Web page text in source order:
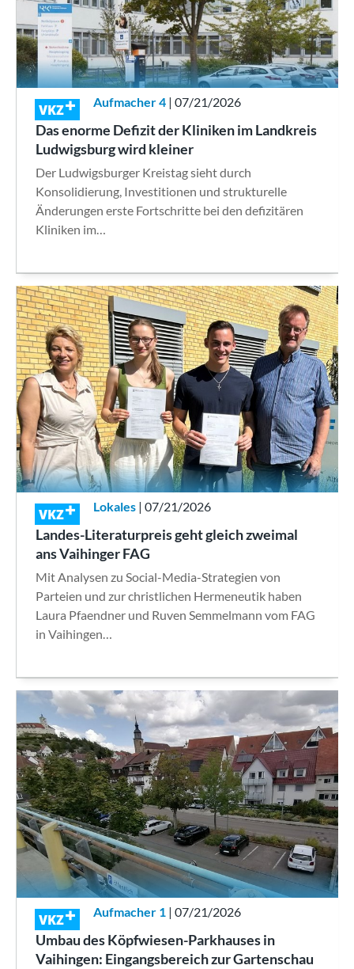
VKZ Aufmacher 4 | 07/21/2026
Das enorme Defizit der Kliniken im Landkreis
Ludwigsburg wird kleiner
Der Ludwigsburger Kreistag sieht durch
Konsolidierung, Investitionen und strukturelle
Änderungen erste Fortschritte bei den defizitären
Kliniken im…
VKZ Lokales | 07/21/2026
Landes-Literaturpreis geht gleich zweimal
ans Vaihinger FAG
Mit Analysen zu Social-Media-Strategien von
Parteien und zur christlichen Hermeneutik haben
Laura Pfaendner und Ruven Semmelmann vom FAG
in Vaihingen…
VKZ Aufmacher 1 | 07/21/2026
Umbau des Köpfwiesen-Parkhauses in
Vaihingen: Eingangsbereich zur Gartenschau